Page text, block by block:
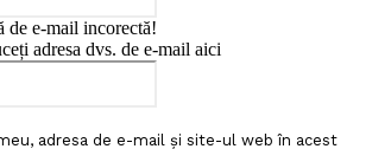
de e-mail incorectă!
adresa dvs. de e-mail aici
adresa de e-mail și site-ul web în acest